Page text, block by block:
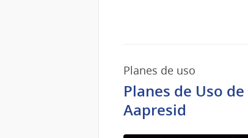
Planes de uso
Planes de Uso
Aapresid